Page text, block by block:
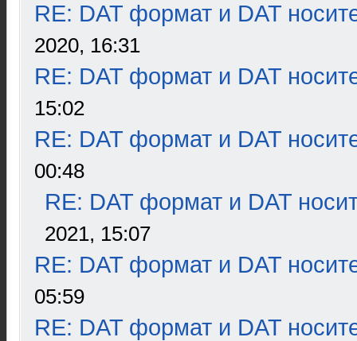
RE: DAT формат и DAT
2020, 16:31
RE: DAT формат и DAT
15:02
RE: DAT формат и DAT
00:48
RE: DAT формат и DAT
2021, 15:07
RE: DAT формат и DAT
05:59
RE: DAT формат и DAT